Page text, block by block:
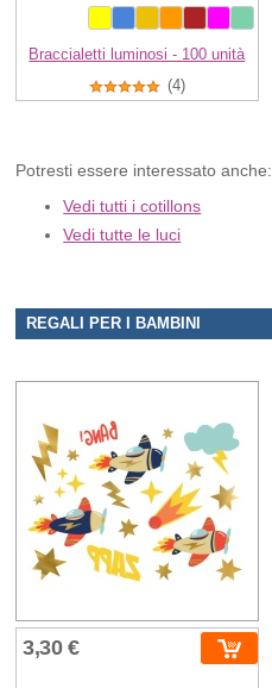
Braccialetti luminosi - 100 unità
(4)
Potresti essere interessato anche:
Vedi tutti i cotillons
Vedi tutte le luci
REGALI PER I BAMBINI
3,30 €